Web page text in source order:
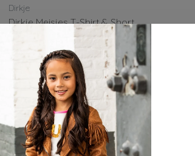
Dirkje
Dirkje Meisjes T-Shirt & Short
24,99